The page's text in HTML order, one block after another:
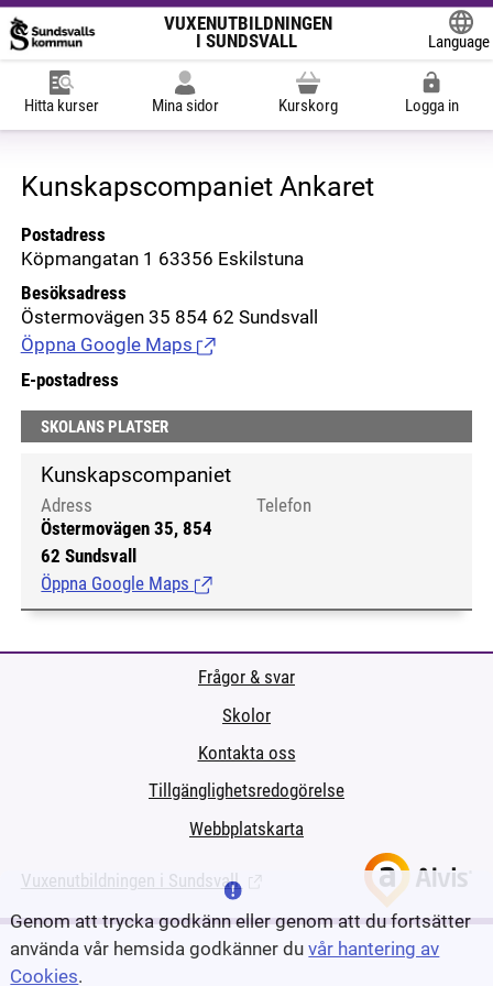
VUXENUTBILDNINGEN
I SUNDSVALL
Language
Hitta kurser Mina sidor Kurskorg Logga in
Kunskapscompaniet Ankaret
Postadress
Köpmangatan 1 63356 Eskilstuna
Besöksadress
Östermovägen 35 854 62 Sundsvall
Öppna Google Maps (Länk till extern sida.)
E-postadress
SKOLANS PLATSER
Kunskapscompaniet
Adress
Östermovägen 35, 854
62 Sundsvall
Öppna Google Maps (Länk till extern sida.)
Telefon
Frågor & svar
Skolor
Kontakta oss
Tillgänglighetsredogörelse
Webbplatskarta
Vuxenutbildningen i Sundsvall (Länk till extern sida.)
Genom att trycka godkänn eller genom att du fortsätter
använda vår hemsida godkänner duvår hantering av
Cookies.